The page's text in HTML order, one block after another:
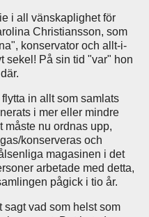
i all vänskaplighet för
Christiansson, som
konservator och allt-i-
sekel! På sin tid "var" hon
in allt som samlats
i mer eller mindre
måste nu ordnas upp,
konserveras och
magasinen i det
arbetade med detta,
pågick i tio år.
sagt vad som helst som